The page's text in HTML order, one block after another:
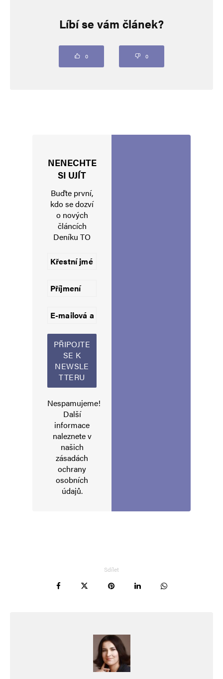
Vaše e-mailová adresa nebude zveřejněna. Vyžadované informace jsou
Uložit do prohlížeče jméno, e-mail a webovou stránku pro budoucí
Informujte mě o nových komentářích e-mailem.
Alternative:
Líbí se vám článek?
0 0
NENECHTE
SI UJÍT
Buďte první,
kdo se dozví
o nových
článcích
Deníku TO
Nespamujeme!
Další
informace
naleznete v
našich
zásadách
ochrany
osobních
údajů.
Sdílet